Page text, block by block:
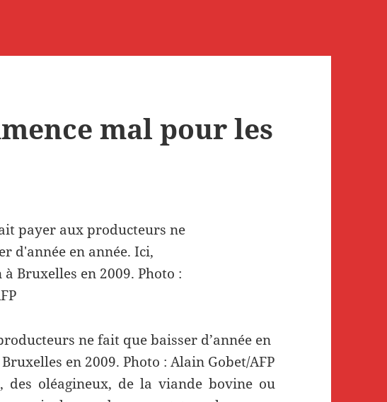
mal pour les
ne fait que baisser d’année en
en 2009. Photo : Alain Gobet/AFP
des oléagineux, de la viande bovine ou